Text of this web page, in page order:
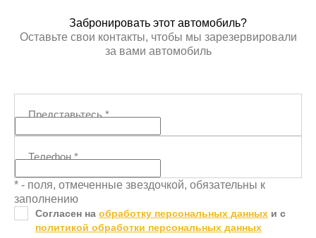
Забронировать этот автомобиль?
Оставьте свои контакты, чтобы мы зарезервировали
за вами автомобиль
Представьтесь*
Телефон*
* - поля, отмеченные звездочкой, обязательны к
заполнению
Согласен на обработку персональных данных и c
политикой обработки персональных данных